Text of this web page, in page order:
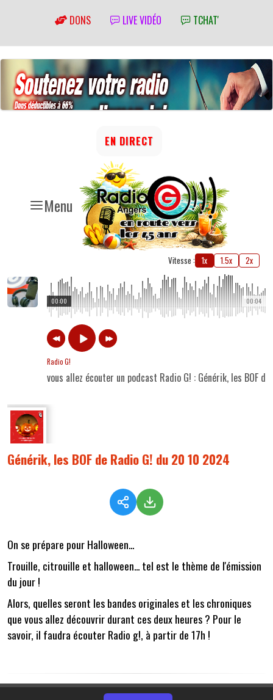
DONS LIVE VIDÉO TCHAT'
Menu
EN DIRECT
Vitesse : 1x 1.5x 2x
00:04
00:00
Radio G!
vous allez écouter un podcast Radio G! : Générik, les BOF
Générik, les BOF de Radio G! du 20 10 2024
On se prépare pour Halloween...
Trouille, citrouille et halloween... tel est le thème de l'émission
du jour !
Alors, quelles seront les bandes originales et les chroniques
que vous allez découvrir durant ces deux heures ? Pour le
savoir, il faudra écouter Radio g!, à partir de 17h !